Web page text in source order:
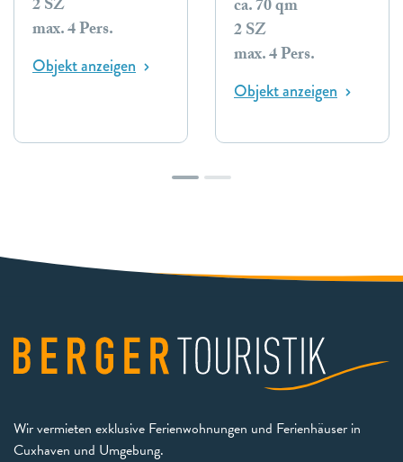
2 SZ
max. 4 Pers.
Objekt anzeigen
ca. 70 qm
2 SZ
max. 4 Pers.
Objekt anzeigen
Wir vermieten exklusive Ferienwohnungen und Ferienhäuser in
Cuxhaven und Umgebung.